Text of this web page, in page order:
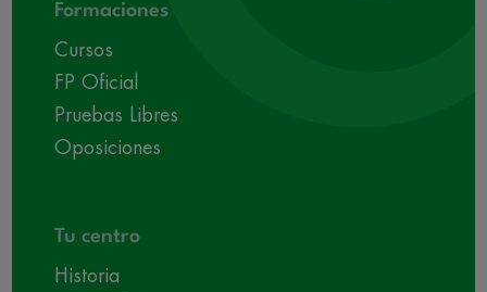
Formaciones
Cursos
FP Oficial
Pruebas Libres
Oposiciones
Tu centro
Historia